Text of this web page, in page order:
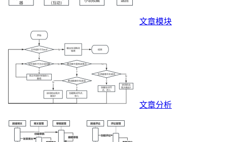
文章模块
文章分析